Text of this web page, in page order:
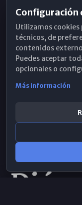
Horarios de Misa
Hemeroteca
WhatsApp
Configuración
Utilizamos cookies
técnicos, de
contenidos
Puedes aceptar
opcionales o
Más información